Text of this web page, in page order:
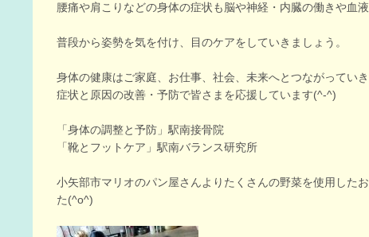
腰痛や肩こりなどの身体の症状も脳や神経・内臓の働きや血
普段から姿勢を気を付け、目のケアをしていきましょう。
身体の健康はご家庭、お仕事、社会、未来へとつながっていき
症状と原因の改善・予防で皆さまを応援しています(^-^)
「身体の調整と予防」駅南接骨院
「靴とフットケア」駅南バランス研究所
小矢部市マリオのパン屋さんよりたくさんの野菜を使用した
た(^o^)